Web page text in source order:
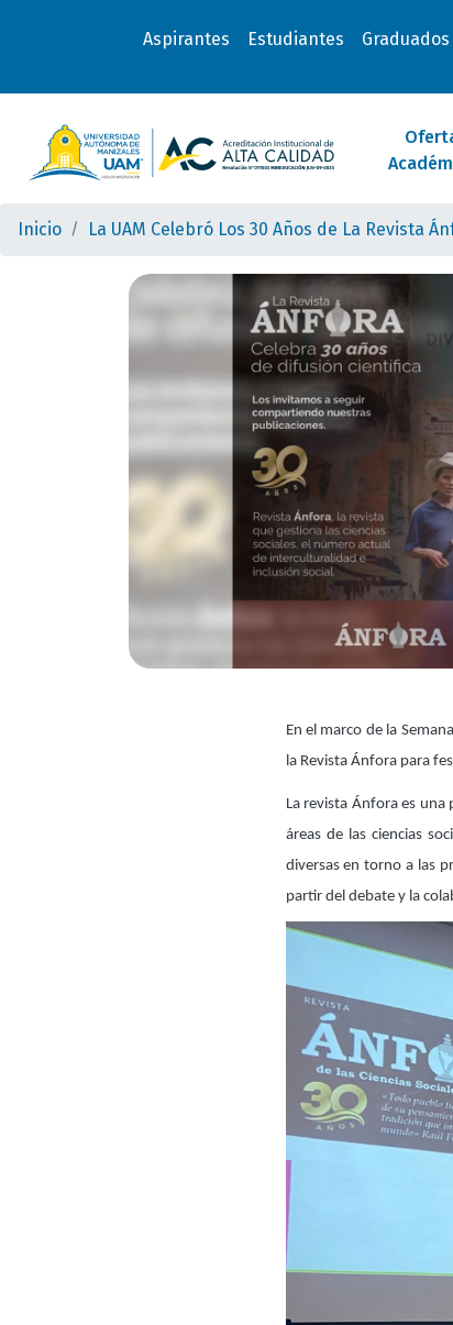
Aspirantes Estudiantes Graduados
Inicio La UAM Celebró Los 30 Años de La Revista
En el marco de la
la Revista Ánfora para
La revista Ánfora es una
áreas de las ciencias
diversas en torno a las
partir del debate y la